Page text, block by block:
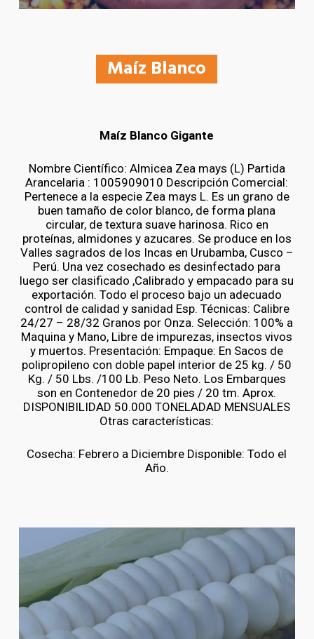
Maíz Blanco
Maíz Blanco Gigante
Nombre Científico: Almicea Zea mays (L) Partida
Arancelaria : 1005909010 Descripción Comercial:
Pertenece a la especie Zea mays L. Es un grano de
buen tamaño de color blanco, de forma plana
circular, de textura suave harinosa. Rico en
proteínas, almidones y azucares. Se produce en los
Valles sagrados de los Incas en Urubamba, Cusco –
Perú. Una vez cosechado es desinfectado para
luego ser clasificado ,Calibrado y empacado para su
exportación. Todo el proceso bajo un adecuado
control de calidad y sanidad Esp. Técnicas: Calibre
24/27 – 28/32 Granos por Onza. Selección: 100% a
Maquina y Mano, Libre de impurezas, insectos vivos
y muertos. Presentación: Empaque: En Sacos de
polipropileno con doble papel interior de 25 kg. / 50
Kg. / 50 Lbs. /100 Lb. Peso Neto. Los Embarques
son en Contenedor de 20 pies / 20 tm. Aprox.
DISPONIBILIDAD 50.000 TONELADAD MENSUALES
Otras características:
Cosecha: Febrero a Diciembre Disponible: Todo el
Año.